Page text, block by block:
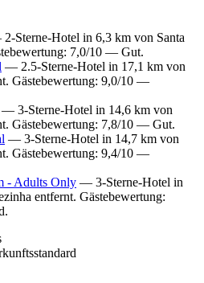
Sterne-Hotel in 6,3 km von Santa
7,0/10 — Gut.
— 2.5-Sterne-Hotel in 17,1 km von
Gästebewertung: 9,0/10 —
— 3-Sterne-Hotel in 14,6 km von
Gästebewertung: 7,8/10 — Gut.
— 3-Sterne-Hotel in 14,7 km von
Gästebewertung: 9,4/10 —
- Adults Only — 3-Sterne-Hotel in
entfernt. Gästebewertung: